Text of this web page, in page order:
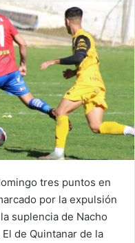
tres puntos en
por la expulsión
suplencia de Nacho
de Quintanar de la